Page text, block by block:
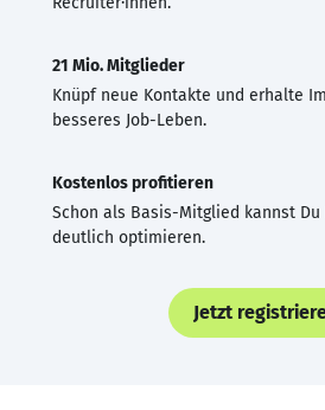
21 Mio. Mitglieder
Knüpf neue Kontakte und erhalte
besseres Job-Leben.
Kostenlos profitieren
Schon als Basis-Mitglied kannst Du
deutlich optimieren.
Jetzt